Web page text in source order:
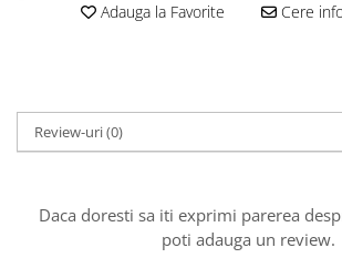
Adauga la Favorite Cere
Review-uri(0)
Daca doresti sa iti exprimi parerea
poti adauga un review.